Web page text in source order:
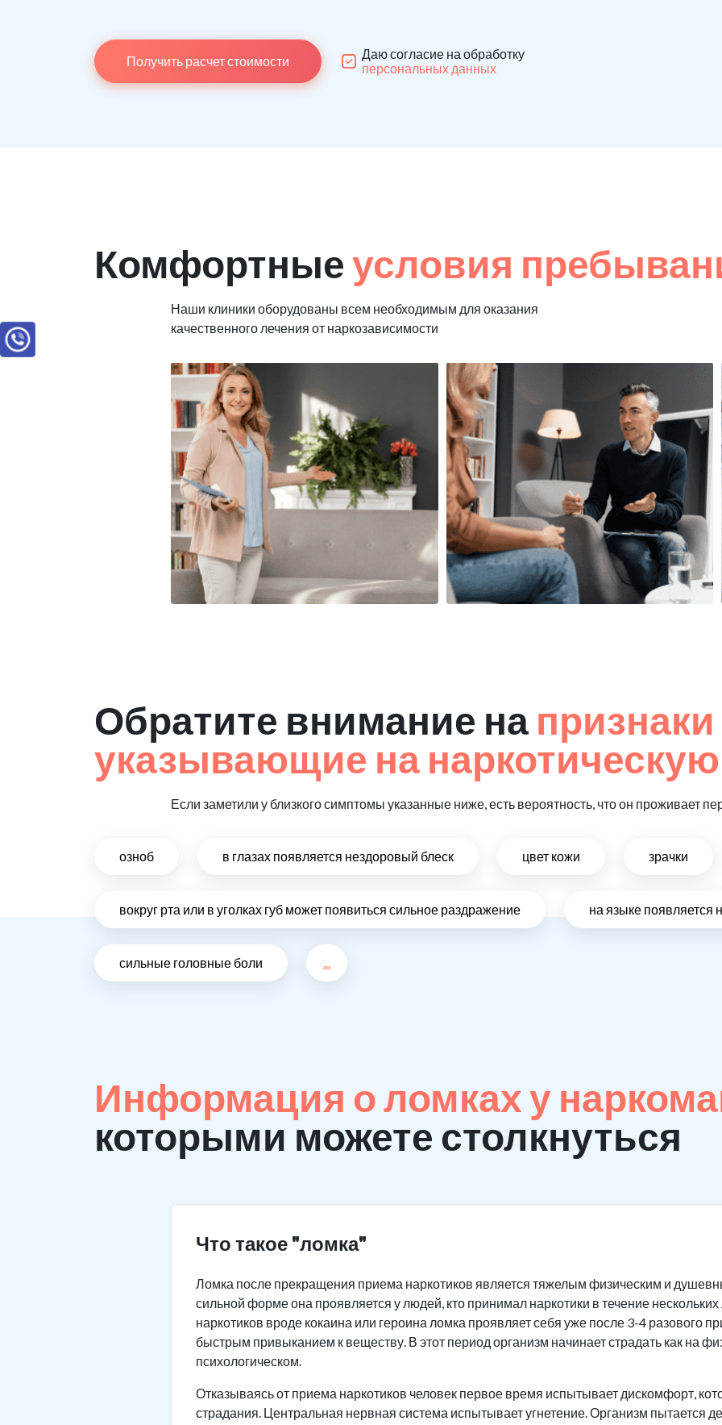
Получить расчет стоимости
Даю согласие на обработку
персональных данных
Комфортныеусловия
Наши клиники оборудованы всем необходимым для оказания
качественного лечения от наркозависимости
Обратите внимание на признаки
указывающие на
Если заметили у близкого симптомы указанные ниже, есть вероятность, что он проживает
озноб в глазах появляется нездоровый блеск цвет кожи зрачки
вокруг рта или в уголках губ может появиться сильное раздражение на языке
сильные головные боли ...
Информация о ломках у
которыми можете столкнуться
Что такое "ломка"
Ломка после прекращения приема наркотиков является тяжелым физическим и
сильной форме она проявляется у людей, кто принимал наркотики в течение
наркотиков вроде кокаина или героина ломка проявляет себя уже после 3-4 разового
быстрым привыканием к веществу. В этот период организм начинает страдать как на
психологическом.
Отказываясь от приема наркотиков человек первое время испытывает дискомфорт,
страдания. Центральная нервная система испытывает угнетение. Организм пытается